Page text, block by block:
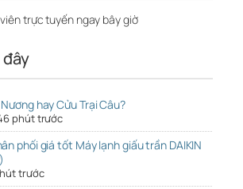
trực tuyến ngay bây giờ
hay Cửu Trại Câu?
phút trước
phối giá tốt Máy lạnh giấu trần DAIKIN
trước